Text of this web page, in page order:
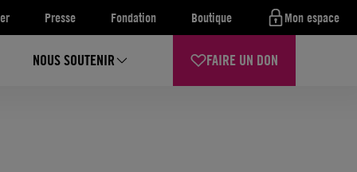
Presse Fondation Boutique Mon espace
NOUS SOUTENIR FAIRE UN DON